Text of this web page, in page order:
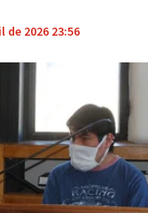
de 2026 23:56